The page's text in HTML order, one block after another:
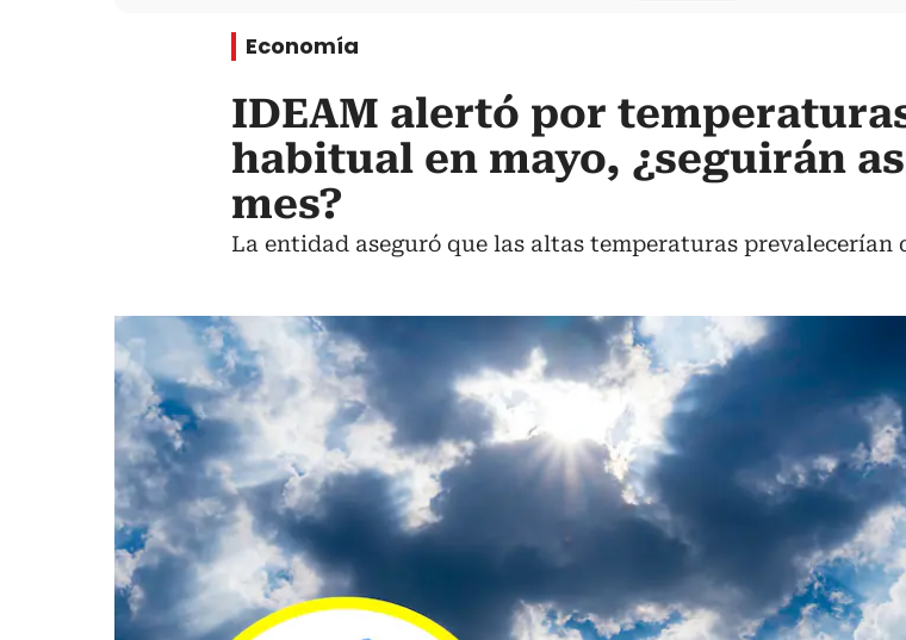
Economía
IDEAM alertó por
habitual en mayo, ¿seguirán
mes?
La entidad aseguró que las altas temperaturas prevalecerían